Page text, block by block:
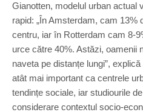
Gianotten, modelul urban actual
rapid: „În Amsterdam, cam 13%
centru, iar în Rotterdam cam 8-
urce către 40%. Astăzi, oamenii
naveta pe distanțe lungi”,
atât mai important ca centrele
tendințe sociale, iar studiourile
considerare contextul socio-